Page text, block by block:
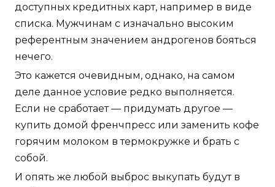
доступных кредитных карт, например в виде
списка. Мужчинам с изначально высоким
референтным значением андрогенов бояться
нечего.
Это кажется очевидным, однако, на самом
деле данное условие редко выполняется.
Если не сработает — придумать другое —
купить домой френчпресс или заменить кофе
горячим молоком в термокружке и брать с
собой.
И опять же любой выброс выкупать будут в